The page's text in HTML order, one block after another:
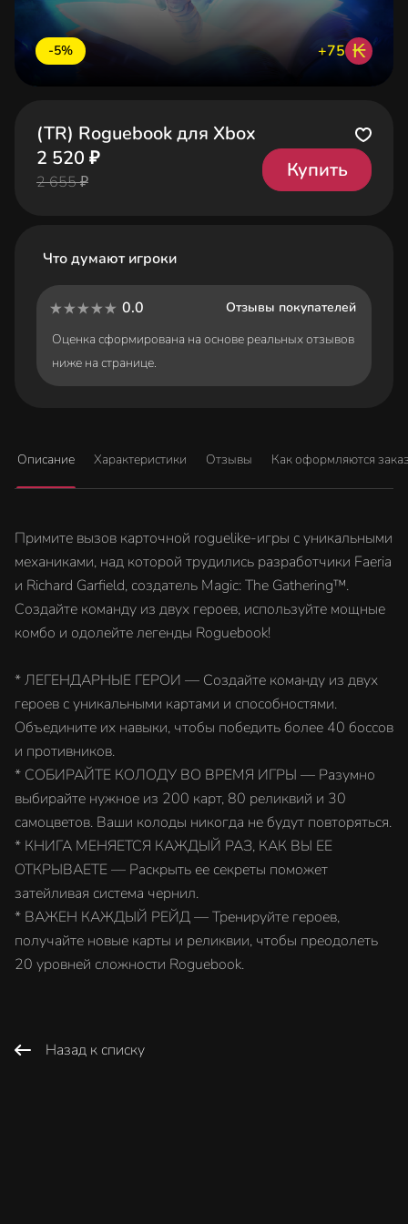
-5% +75 ₭
(TR) Roguebook для Xbox
2 520 ₽
2 655 ₽
Купить
Что думают игроки
0.0
Отзывы покупателей
Оценка сформирована на основе реальных отзывов
ниже на странице.
Описание Характеристики Отзывы Как оформляются
Примите вызов карточной roguelike-игры с уникальными
механиками, над которой трудились разработчики Faeria
и Richard Garfield, создатель Magic: The Gathering™.
Создайте команду из двух героев, используйте мощные
комбо и одолейте легенды Roguebook!
* ЛЕГЕНДАРНЫЕ ГЕРОИ — Создайте команду из двух
героев с уникальными картами и способностями.
Объедините их навыки, чтобы победить более 40 боссов
и противников.
* СОБИРАЙТЕ КОЛОДУ ВО ВРЕМЯ ИГРЫ — Разумно
выбирайте нужное из 200 карт, 80 реликвий и 30
самоцветов. Ваши колоды никогда не будут повторяться.
* КНИГА МЕНЯЕТСЯ КАЖДЫЙ РАЗ, КАК ВЫ ЕЕ
ОТКРЫВАЕТЕ — Раскрыть ее секреты поможет
затейливая система чернил.
* ВАЖЕН КАЖДЫЙ РЕЙД — Тренируйте героев,
получайте новые карты и реликвии, чтобы преодолеть
20 уровней сложности Roguebook.
Назад к списку